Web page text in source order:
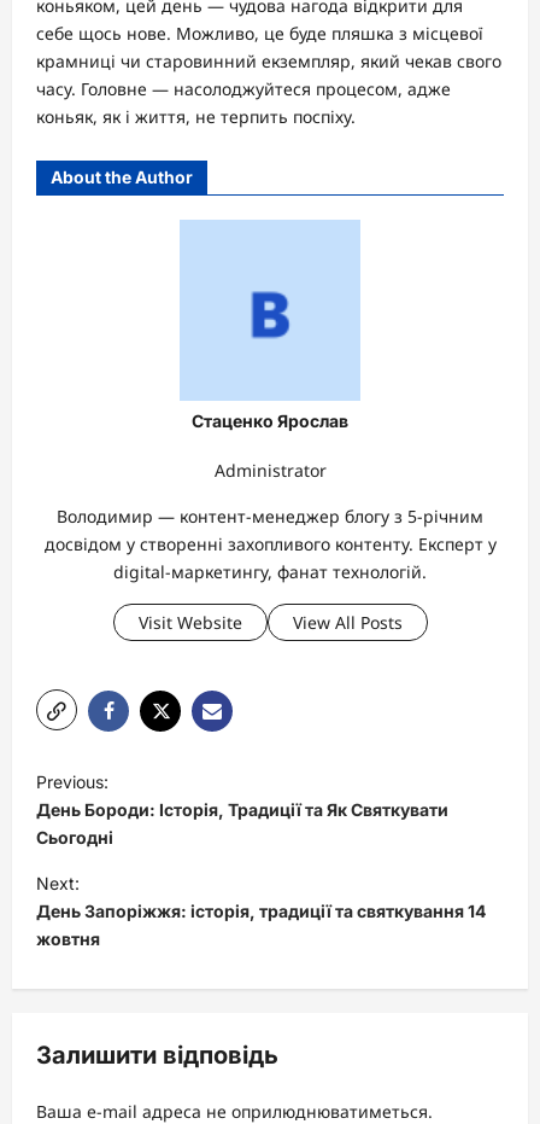
коньяком, цей день — чудова нагода відкрити для
себе щось нове. Можливо, це буде пляшка з місцевої
крамниці чи старовинний екземпляр, який чекав свого
часу. Головне — насолоджуйтеся процесом, адже
коньяк, як і життя, не терпить поспіху.
About the Author
Стаценко Ярослав
Administrator
Володимир — контент-менеджер блогу з 5-річним
досвідом у створенні захопливого контенту. Експерт у
digital-маркетингу, фанат технологій.
Visit Website View All Posts
o
s
t
n
a
v
g
a
Previous:
День Бороди: Історія, Традиції та Як Святкувати
Сьогодні
Next:
День Запоріжжя: історія, традиції та святкування 14
жовтня
Залишити відповідь
Ваша e-mail адреса не оприлюднюватиметься.